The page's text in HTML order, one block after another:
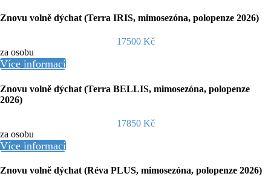
Znovu volně dýchat (Terra IRIS, mimosezóna, polopenze 2026)
17500 Kč
za osobu
Více informací
Znovu volně dýchat (Terra BELLIS, mimosezóna, polopenze
2026)
17850 Kč
za osobu
Více informací
Znovu volně dýchat (Réva PLUS, mimosezóna, polopenze 2026)